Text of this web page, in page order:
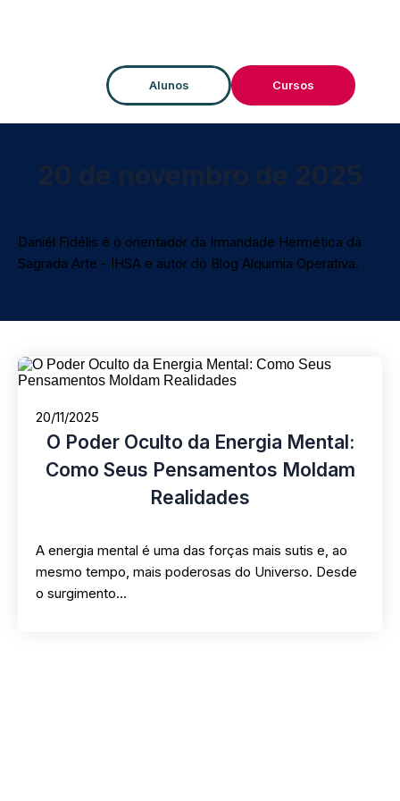
Alunos Cursos
Daniél Fidélis é o orientador da Irmandade Hermética da
Sagrada Arte - IHSA e autor do Blog Alquimia Operativa.
20/11/2025
O Poder Oculto da Energia Mental:
Como Seus Pensamentos Moldam
Realidades
A energia mental é uma das forças mais sutis e, ao
mesmo tempo, mais poderosas do Universo. Desde
o surgimento…